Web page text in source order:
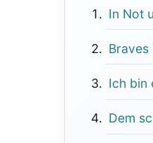
In Not
Braves
Ich bin
Dem